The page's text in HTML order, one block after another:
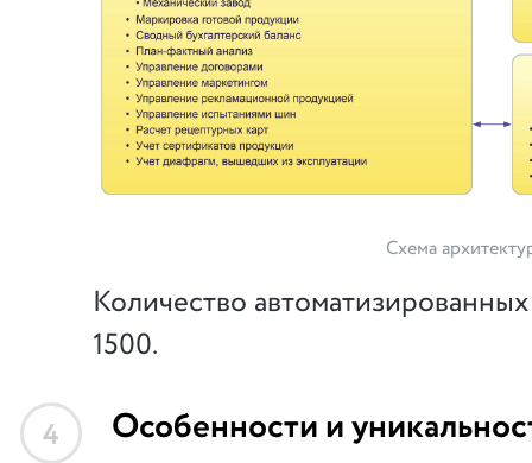
Схема
Количество
1500.
4 Особенности и